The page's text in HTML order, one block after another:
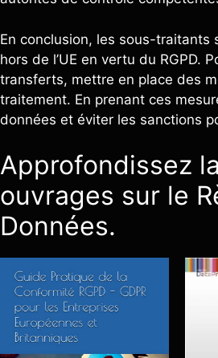
En conclusion, les sous-
hors de l’UE en vertu du RGPD.
transferts, mettre en place des
traitement. En prenant ces
données et éviter les sanctions
Approfondissez
ouvrages sur le
Données.